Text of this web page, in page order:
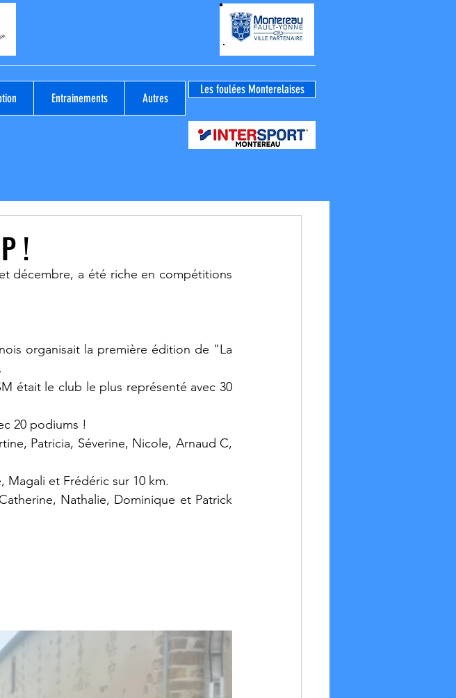
Entrainements Autres
Les foulées Monterelaises
!
décembre, a été riche en compétitions
organisait la première édition de "La
était le club le plus représenté avec 30
20 podiums !
Patricia, Séverine, Nicole, Arnaud C,
Magali et Frédéric sur 10 km.
Nathalie, Dominique et Patrick